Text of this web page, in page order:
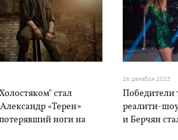
стал
«Терен»
ноги на
26 декабря 2023
Победители
реалити-
и Берчян